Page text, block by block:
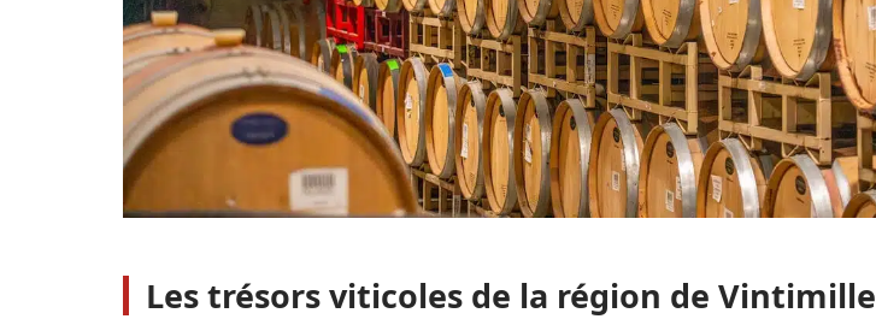
Les trésors viticoles de la région de Vintimille